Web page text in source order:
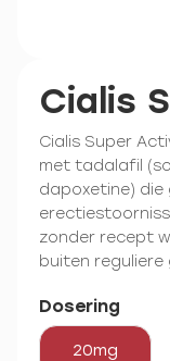
Cialis
Cialis Super
met tadalafil
dapoxetine)
zonder recept
buiten reguliere
Dosering
20mg